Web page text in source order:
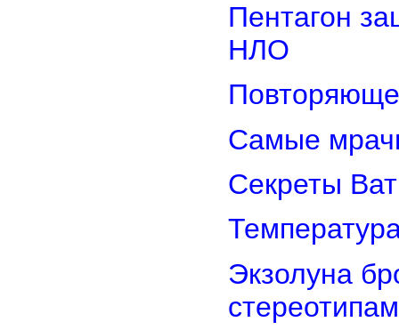
Пентагон
НЛО
Самые
Секреты
Экзолуна
стереотипам